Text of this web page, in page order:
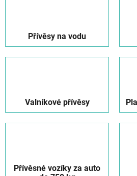
Přívěsy na vodu
Valníkové přívěsy
Přívěsné vozíky za auto